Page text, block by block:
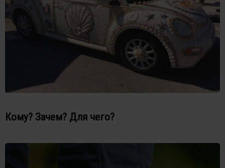
Кому? Зачем? Для чего?